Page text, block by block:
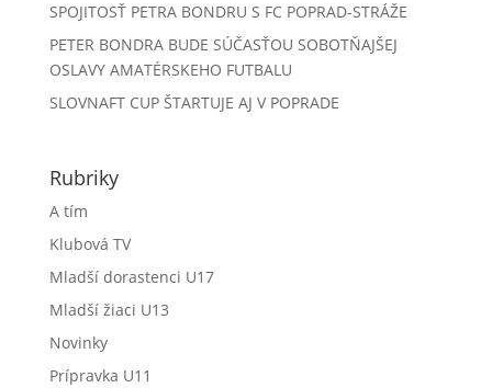
SPOJITOSŤ PETRA BONDRU S FC POPRAD-STRÁŽE
PETER BONDRA BUDE SÚČASŤOU SOBOTŇAJŠEJ
OSLAVY AMATÉRSKEHO FUTBALU
SLOVNAFT CUP ŠTARTUJE AJ V POPRADE
Rubriky
A tím
Klubová TV
Mladší dorastenci U17
Mladší žiaci U13
Novinky
Prípravka U11